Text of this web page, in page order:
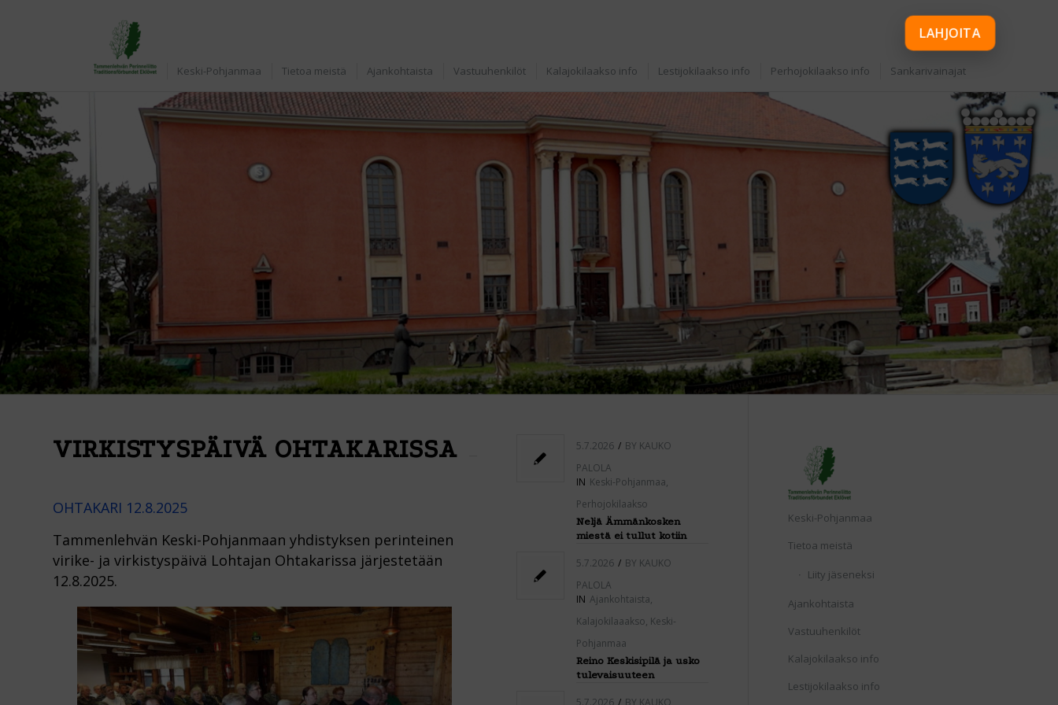
Keski-Pohjanmaa Tietoa meistä Ajankohtaista Vastuuhenkilöt Kalajokilaakso info Lestijokilaakso info Perhojokilaakso info Sankarivainajat
VIRKISTYSPÄIVÄ OHTAKARISSA
OHTAKARI 12.8.2025
Tammenlehvän Keski-Pohjanmaan yhdistyksen perinteinen
virike- ja virkistyspäivä Lohtajan Ohtakarissa järjestetään
12.8.2025.
5.7.2026 / BY KAUKO
PALOLA
IN Keski-Pohjanmaa,
Perhojokilaakso
Neljä Ämmänkosken
miestä ei tullut kotiin
5.7.2026 / BY KAUKO
PALOLA
IN Ajankohtaista,
Kalajokilaaakso, Keski-
Pohjanmaa
Reino Keskisipilä ja usko
tulevaisuuteen
5.7.2026 / BY KAUKO
Keski-Pohjanmaa
Tietoa meistä
Liity jäseneksi
Ajankohtaista
Vastuuhenkilöt
Kalajokilaakso info
Lestijokilaakso info
LAHJOITA